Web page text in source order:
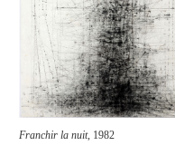
Franchir la nuit, 1982